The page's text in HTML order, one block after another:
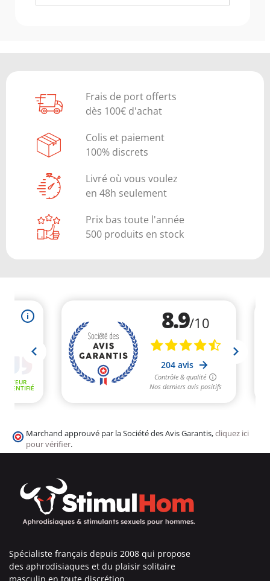
Frais de port offerts
dès 100€ d'achat
Colis et paiement
100% discrets
Livré où vous voulez
en 48h seulement
Prix bas toute l'année
500 produits en stock
Marchand approuvé par la Société des Avis Garantis,cliquez ici
pour vérifier.
Spécialiste français depuis 2008 qui propose
des aphrodisiaques et du plaisir solitaire